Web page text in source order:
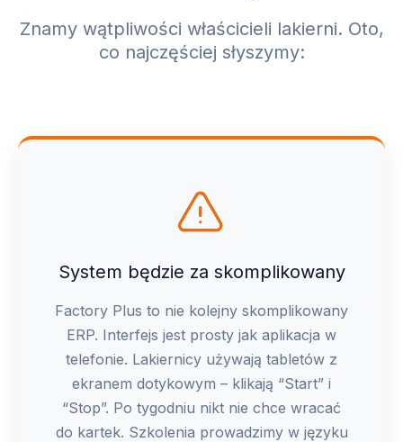
Znamy wątpliwości właścicieli lakierni. Oto,
co najczęściej słyszymy:
System będzie za skomplikowany
Factory Plus to nie kolejny skomplikowany
ERP. Interfejs jest prosty jak aplikacja w
telefonie. Lakiernicy używają tabletów z
ekranem dotykowym – klikają “Start” i
“Stop”. Po tygodniu nikt nie chce wracać
do kartek. Szkolenia prowadzimy w języku